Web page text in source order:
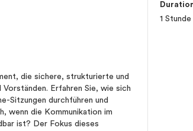
die sichere, strukturierte und
Erfahren Sie, wie sich
Sitzungen durchführen und
wenn die Kommunikation im
ist? Der Fokus dieses
1 Stunde